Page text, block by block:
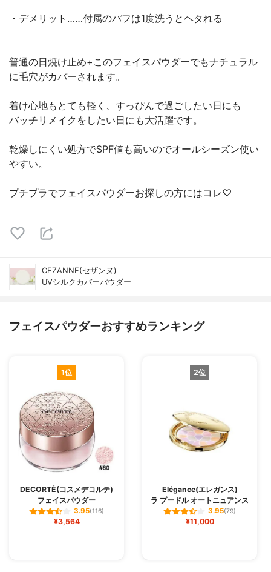
・デメリット……付属のパフは1度洗うとヘタれる
普通の日焼け止め+このフェイスパウダーでもナチュラル
に毛穴がカバーされます。
着け心地もとても軽く、すっぴんで過ごしたい日にも
バッチリメイクをしたい日にも大活躍です。
乾燥しにくい処方でSPF値も高いのでオールシーズン使い
やすい。
プチプラでフェイスパウダーお探しの方にはコレ♡
CEZANNE(セザンヌ)
UVシルクカバーパウダー
フェイスパウダーおすすめランキング
1位
DECORTÉ(コスメデコルテ)
フェイスパウダー
3.95(116)
¥3,564
2位
Elégance(エレガンス)
ラ プードル オートニュアンス
3.95(79)
¥11,000